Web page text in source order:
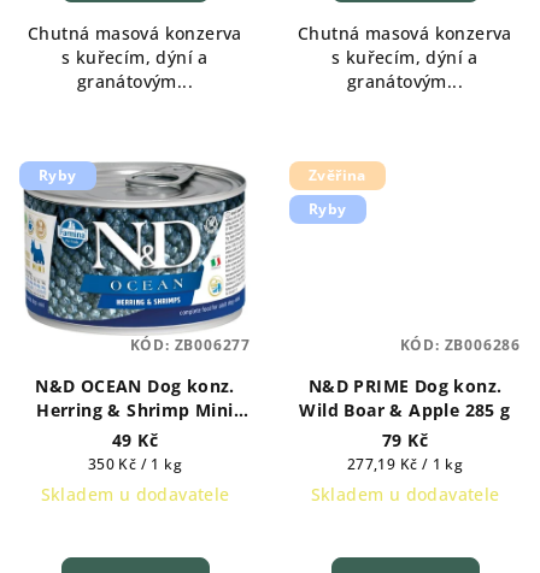
Chutná masová konzerva
s kuřecím, dýní a
granátovým...
Chutná masová konzerva
s kuřecím, dýní a
granátovým...
Ryby
N&D OCEAN Dog konz.
Herring & Shrimp Mini
140 g
49 Kč
Měrná
cena:
350 Kč / 1 kg
Skladem u dodavatele
KÓD: ZB006277
Zvěřina
Ryby
N&D PRIME Dog konz.
Wild Boar & Apple 285 g
79 Kč
Měrná
cena:
277,19 Kč / 1 kg
Skladem u dodavatele
KÓD: ZB006286